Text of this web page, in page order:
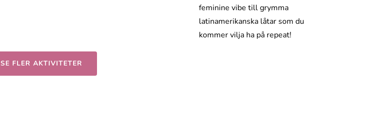
feminine vibe till grymma
latinamerikanska låtar som du
kommer vilja ha på repeat!
SE FLER AKTIVITETER